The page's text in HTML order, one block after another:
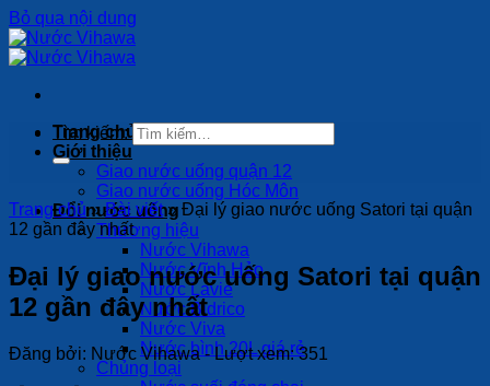
Bỏ qua nội dung
Trang chủ
Giới thiệu
Giao nước uống quận 12
Giao nước uống Hóc Môn
Đổi nước uống
Thương hiệu
Nước Vihawa
Nước Vĩnh Hảo
Nước Lavie
Nước Bidrico
Nước Viva
Nước bình 20L giá rẻ
Chủng loại
Tìm kiếm:
Trang chủ»Bài viết»Đại lý giao nước uống Satori tại quận
12 gần đây nhất
Đại lý giao nước uống Satori tại quận
12 gần đây nhất
Đăng bởi: Nước Vihawa - Lượt xem: 351